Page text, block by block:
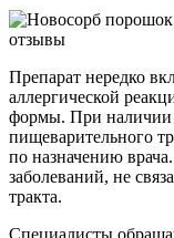
Препарат нередко
аллергической
формы. При наличии
пищеварительного
по назначению
заболеваний, не
тракта.
Специалисты